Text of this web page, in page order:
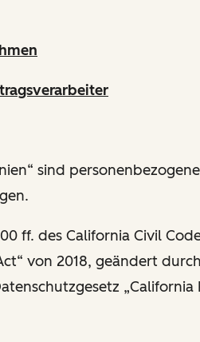
sind
ff. des California Civil
von 2018, geändert
„California